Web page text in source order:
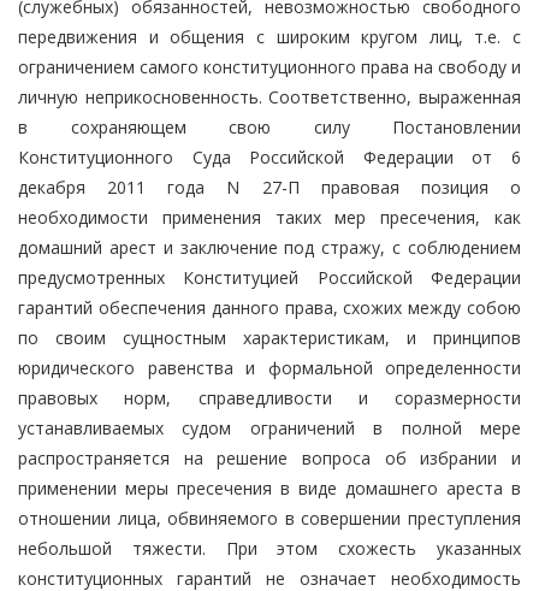
(служебных) обязанностей, невозможностью свободного
передвижения и общения с широким кругом лиц, т.е. с
ограничением самого конституционного права на свободу и
личную неприкосновенность. Соответственно, выраженная
в сохраняющем свою силу Постановлении
Конституционного Суда Российской Федерации от 6
декабря 2011 года N 27-П правовая позиция о
необходимости применения таких мер пресечения, как
домашний арест и заключение под стражу, с соблюдением
предусмотренных Конституцией Российской Федерации
гарантий обеспечения данного права, схожих между собою
по своим сущностным характеристикам, и принципов
юридического равенства и формальной определенности
правовых норм, справедливости и соразмерности
устанавливаемых судом ограничений в полной мере
распространяется на решение вопроса об избрании и
применении меры пресечения в виде домашнего ареста в
отношении лица, обвиняемого в совершении преступления
небольшой тяжести. При этом схожесть указанных
конституционных гарантий не означает необходимость